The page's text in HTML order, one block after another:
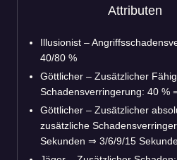
Attributen
Illusionist –
40/80 %
Göttlicher – Zusätzlicher
Schadensverringerung: 40 %
Göttlicher – Zusätzlicher
zusätzliche
Sekunden ⇒ 3/6/9/15